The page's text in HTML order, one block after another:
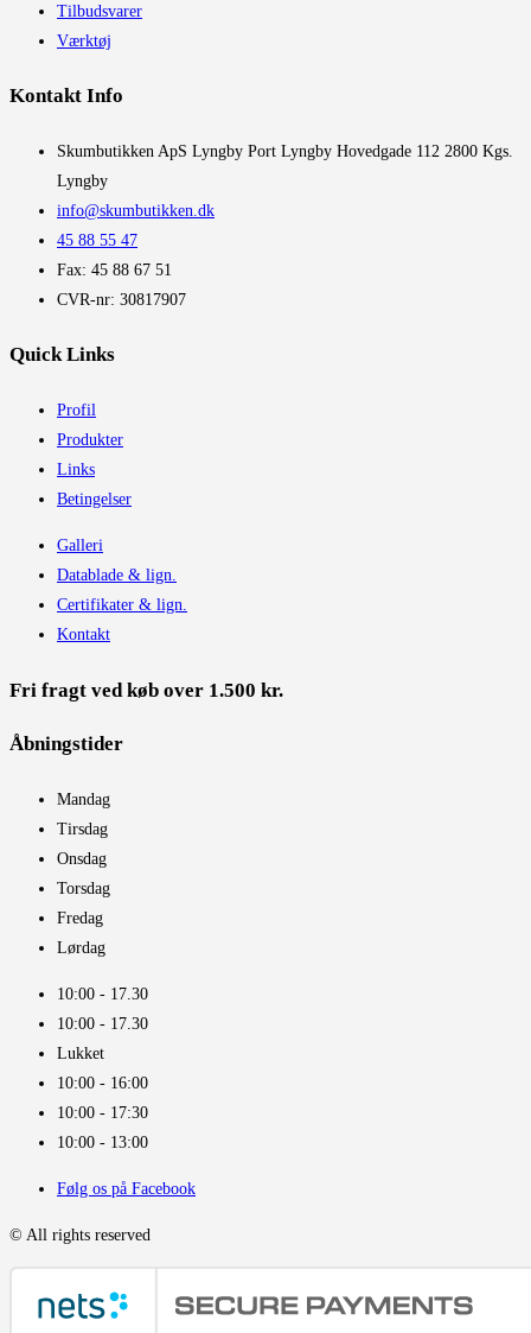
Tilbudsvarer
Værktøj
Kontakt Info
​Skumbutikken ApS Lyngby Port Lyngby Hovedgade 112 2800 Kgs.
Lyngby
info@skumbutikken.dk
45 88 55 47
Fax: 45 88 67 51
CVR-nr: 30817907
Quick Links
Profil
Produkter
Links
Betingelser
Galleri
Datablade & lign.
Certifikater & lign.
Kontakt
Fri fragt ved køb over 1.500 kr.
Åbningstider​
Mandag
Tirsdag
Onsdag
Torsdag
Fredag
Lørdag
10:00 - 17.30​
10:00 - 17.30​
Lukket
10:00 - 16:00​
10:00 - 17:30
10:00 - 13:00
Følg os på Facebook
© All rights reserved